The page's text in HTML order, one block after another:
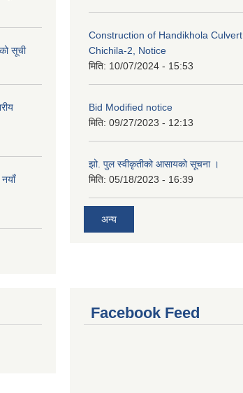
सूची
Construction of Handikhola Culvert,
Chichila-2, Notice
मिति: 10/07/2024 - 15:53
Bid Modified notice
मिति: 09/27/2023 - 12:13
झो. पुल स्वीकृतीको आसायको सूचना ।
मिति: 05/18/2023 - 16:39
अन्य
Facebook Feed